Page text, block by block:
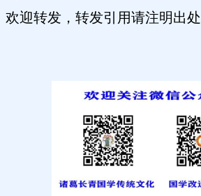
欢迎转发，转发引用请注明出处